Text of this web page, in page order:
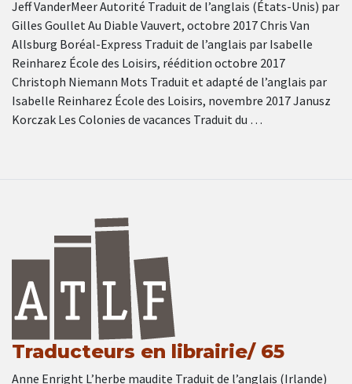
Jeff VanderMeer Autorité Traduit de l’anglais (États-Unis) par
Gilles Goullet Au Diable Vauvert, octobre 2017 Chris Van
Allsburg Boréal-Express Traduit de l’anglais par Isabelle
Reinharez École des Loisirs, réédition octobre 2017
Christoph Niemann Mots Traduit et adapté de l’anglais par
Isabelle Reinharez École des Loisirs, novembre 2017 Janusz
Korczak Les Colonies de vacances Traduit du …
Traducteurs en librairie/ 65
Anne Enright L’herbe maudite Traduit de l’anglais (Irlande)